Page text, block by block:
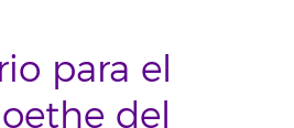
para el
del